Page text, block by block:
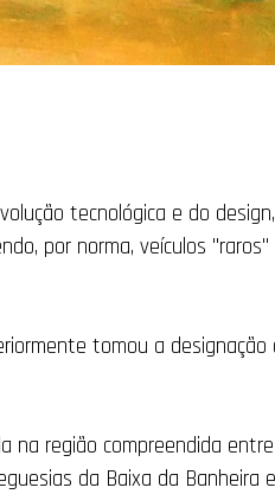
tecnológica e do
por norma, veículos "raros"
tomou a designação
na região compreendida
da Baixa da Banheira